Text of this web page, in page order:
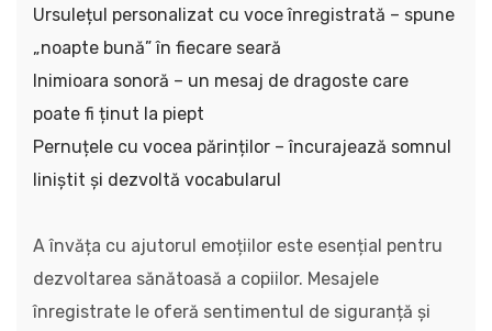
Ursulețul personalizat cu voce înregistrată – spune
„noapte bună” în fiecare seară
Inimioara sonoră – un mesaj de dragoste care
poate fi ținut la piept
Pernuțele cu vocea părinților – încurajează somnul
liniștit și dezvoltă vocabularul
A învăța cu ajutorul emoțiilor este esențial pentru
dezvoltarea sănătoasă a copiilor. Mesajele
înregistrate le oferă sentimentul de siguranță și